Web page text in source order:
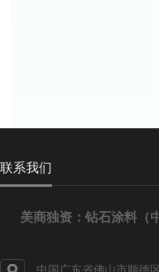
联系我们
美商独资：钻石涂料（